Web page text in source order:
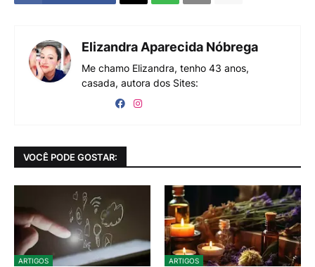
Elizandra Aparecida Nóbrega
Me chamo Elizandra, tenho 43 anos,
casada, autora dos Sites:
VOCÊ PODE GOSTAR:
ARTIGOS ARTIGOS